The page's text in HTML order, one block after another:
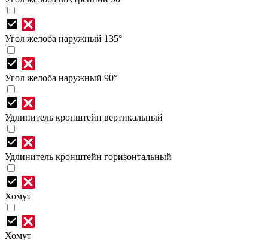
Угол желоба наружный 135°
Угол желоба наружный 90°
Удлинитель кронштейн вертикальный
Удлинитель кронштейн горизонтальный
Хомут
Хомут